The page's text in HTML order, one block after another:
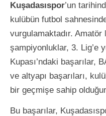
Kuşadasıspor’un
kulübün futbol
vurgulamaktadır.
şampiyonluklar, 3. Lig’e
Kupası’ndaki başarılar,
ve altyapı başarıları,
bir geçmişe sahip
Bu başarılar,